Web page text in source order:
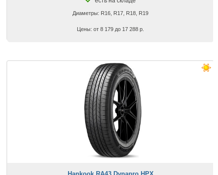
Диаметры: R16, R17, R18, R19
Цены: от 8 179 до 17 288 р.